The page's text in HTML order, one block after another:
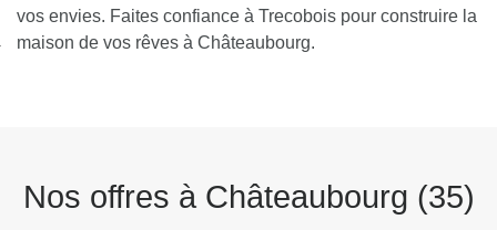
vos envies. Faites confiance à Trecobois pour construire la
maison de vos rêves à Châteaubourg.
Nos offres à Châteaubourg (35)